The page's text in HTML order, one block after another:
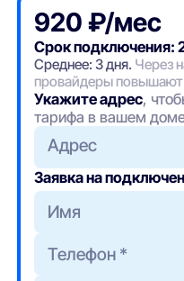
920 ₽/мес
Срок подключения:
Среднее: 3 дня. Через
провайдеры повышают
Укажите адрес,
тарифа в вашем
Адрес
Заявка на